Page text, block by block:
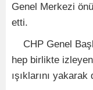
Genel Merkezi
etti.
CHP Genel
hep birlikte
ışıklarını